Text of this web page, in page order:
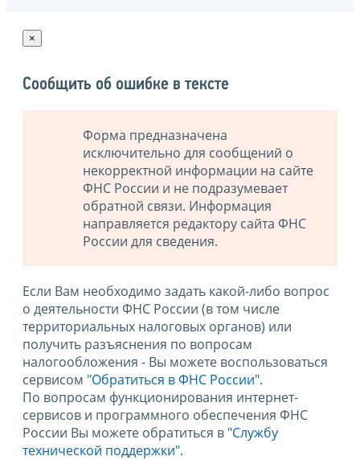
×
Сообщить об ошибке в тексте
Форма предназначена
исключительно для сообщений о
некорректной информации на сайте
ФНС России и не подразумевает
обратной связи. Информация
направляется редактору сайта ФНС
России для сведения.
Если Вам необходимо задать какой-либо вопрос
о деятельности ФНС России (в том числе
территориальных налоговых органов) или
получить разъяснения по вопросам
налогообложения - Вы можете воспользоваться
сервисом "Обратиться в ФНС России".
По вопросам функционирования интернет-
сервисов и программного обеспечения ФНС
России Вы можете обратиться в "Службу
технической поддержки".